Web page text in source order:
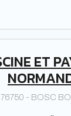
travaux de
CAUX
bénéficie
expertise
ET
76750 - BOSC